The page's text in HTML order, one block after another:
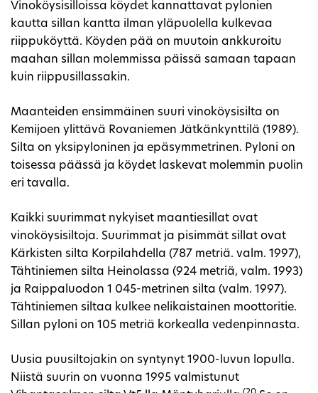
Vinoköysisilloissa köydet kannattavat pylonien
kautta sillan kantta ilman yläpuolella kulkevaa
riippuköyttä. Köyden pää on muutoin ankkuroitu
maahan sillan molemmissa päissä samaan tapaan
kuin riippusillassakin.
Maanteiden ensimmäinen suuri vinoköysisilta on
Kemijoen ylittävä Rovaniemen Jätkänkynttilä (1989).
Silta on yksipyloninen ja epäsymmetrinen. Pyloni on
toisessa päässä ja köydet laskevat molemmin puolin
eri tavalla.
Kaikki suurimmat nykyiset maantiesillat ovat
vinoköysisiltoja. Suurimmat ja pisimmät sillat ovat
Kärkisten silta Korpilahdella (787 metriä. valm. 1997),
Tähtiniemen silta Heinolassa (924 metriä, valm. 1993)
ja Raippaluodon 1 045-metrinen silta (valm. 1997).
Tähtiniemen siltaa kulkee nelikaistainen moottoritie.
Sillan pyloni on 105 metriä korkealla vedenpinnasta.
Uusia puusiltojakin on syntynyt 1900-luvun lopulla.
Niistä suurin on vuonna 1995 valmistunut